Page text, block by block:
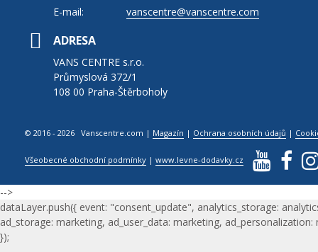
E-mail:
vanscentre@vanscentre.com
ADRESA
VANS CENTRE s.r.o.
Průmyslová 372/1
108 00 Praha-Štěrboholy
© 2016 - 2026 Vanscentre.com | Magazín | Ochrana osobních údajů |
Všeobecné obchodní podmínky |www.levne-dodavky.cz
-->
dataLayer.push({ event: "consent_update", analytics_storage:
ad_storage: marketing, ad_user_data: marketing, ad_personalization:
});